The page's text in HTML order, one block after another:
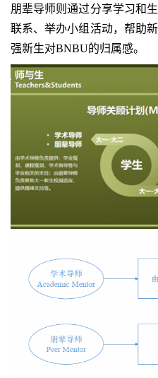
朋辈导师则通过分享学习和
联系、举办小组活动，帮助
强新生对BNBU的归属感。